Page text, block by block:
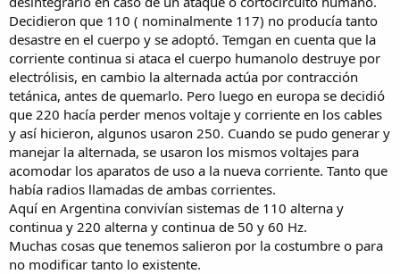
Decidieron que 110 ( nominalmente 117) no producía tanto
desastre en el cuerpo y se adoptó. Temgan en cuenta que la
corriente continua si ataca el cuerpo humanolo destruye por
electrólisis, en cambio la alternada actúa por contracción
tetánica, antes de quemarlo. Pero luego en europa se decidió
que 220 hacía perder menos voltaje y corriente en los cables
y así hicieron, algunos usaron 250. Cuando se pudo generar y
manejar la alternada, se usaron los mismos voltajes para
acomodar los aparatos de uso a la nueva corriente. Tanto que
había radios llamadas de ambas corrientes.
Aquí en Argentina convivían sistemas de 110 alterna y
continua y 220 alterna y continua de 50 y 60 Hz.
Muchas cosas que tenemos salieron por la costumbre o para
no modificar tanto lo existente.